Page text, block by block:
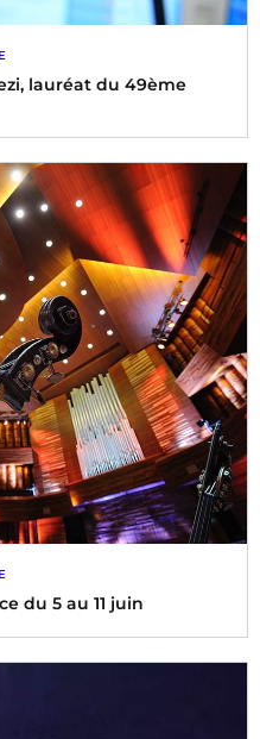
lauréat du 49ème
du 5 au 11 juin